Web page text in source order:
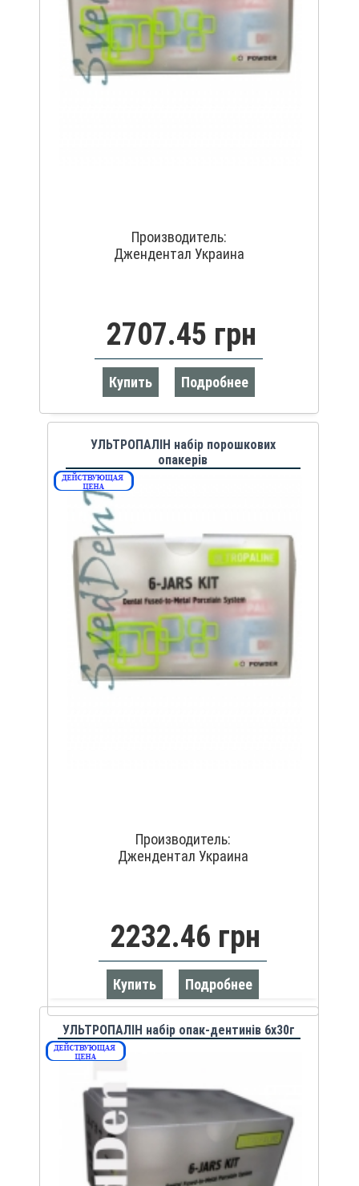
Производитель:
Джендентал Украина
2707.45 грн
Купить Подробнее
УЛЬТРОПАЛІН набір порошкових
опакерів
Производитель:
Джендентал Украина
2232.46 грн
Купить Подробнее
УЛЬТРОПАЛІН набір опак-дентинів 6х30г